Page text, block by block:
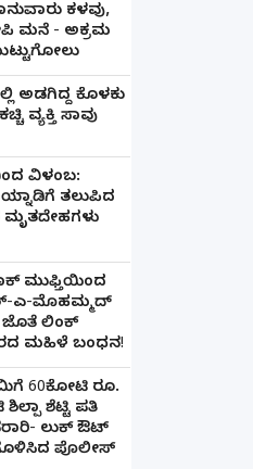
ಕಳವು,
ಮನೆ - ಅಕ್ರಮ
ಅಡಗಿದ್ದ ಕೊಳಕು
ವ್ಯಕ್ತಿ ಸಾವು
ವಿಳಂಬ:
ತಲುಪಿದ
ಮುಫ್ತಿಯಿಂದ
ಎ-ಮೊಹಮ್ಮದ್
ಲಿಂಕ್
ಮಹಿಳೆ ಬಂಧನ!
60ಕೋಟಿ ರೂ.
ಶೆಟ್ಟಿ ಪತಿ
ಲುಕ್ ಔಟ್
ಪೊಲೀಸ್